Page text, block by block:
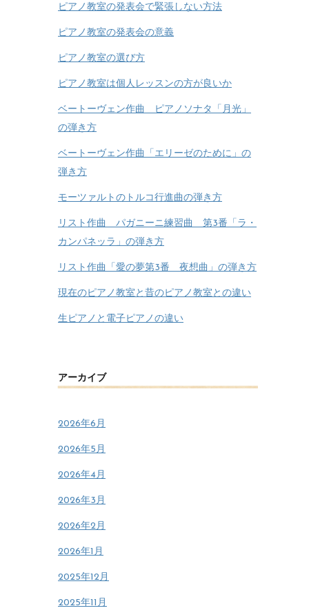
ピアノ教室の発表会で緊張しない方法
ピアノ教室の発表会の意義
ピアノ教室の選び方
ピアノ教室は個人レッスンの方が良いか
ベートーヴェン作曲 ピアノソナタ「月光」
の弾き方
ベートーヴェン作曲「エリーゼのために」の
弾き方
モーツァルトのトルコ行進曲の弾き方
リスト作曲 パガニーニ練習曲 第3番「ラ・
カンパネッラ」の弾き方
リスト作曲「愛の夢第3番 夜想曲」の弾き方
現在のピアノ教室と昔のピアノ教室との違い
生ピアノと電子ピアノの違い
アーカイブ
2026年6月
2026年5月
2026年4月
2026年3月
2026年2月
2026年1月
2025年12月
2025年11月